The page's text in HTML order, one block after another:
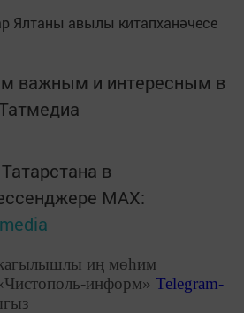
Ялтаны авылы китапханәчесе
важным и интересным в
в
MАХ:
иң мөһим
информ» Telegram-